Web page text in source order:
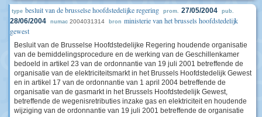
type besluit van de brusselse hoofdstedelijke regering prom. 27/05/2004 pub.
28/06/2004 numac 2004031314 bron ministerie van het brussels hoofdstedelijk
gewest
Besluit van de Brusselse Hoofdstedelijke Regering houdende organisatie
van de bemiddelingsprocedure en de werking van de Geschillenkamer
bedoeld in artikel 23 van de ordonnantie van 19 juli 2001 betreffende de
organisatie van de elektriciteitsmarkt in het Brussels Hoofdstedelijk Gewest
en in artikel 17 van de ordonnantie van 1 april 2004 betreffende de
organisatie van de gasmarkt in het Brussels Hoofdstedelijk Gewest,
betreffende de wegenisretributies inzake gas en elektriciteit en houdende
wijziging van de ordonnantie van 19 juli 2001 betreffende de organisatie